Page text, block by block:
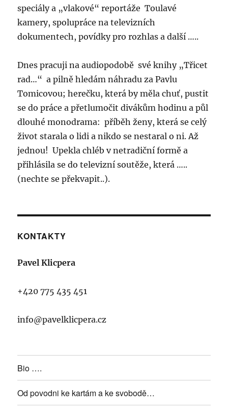
speciály a „vlakové“ reportáže Toulavé
kamery, spolupráce na televizních
dokumentech, povídky pro rozhlas a další …..
Dnes pracuji na audiopodobě své knihy „Třicet
rad…“ a pilně hledám náhradu za Pavlu
Tomicovou; herečku, která by měla chuť, pustit
se do práce a přetlumočit divákům hodinu a půl
dlouhé monodrama: příběh ženy, která se celý
život starala o lidi a nikdo se nestaral o ni. Až
jednou! Upekla chléb v netradiční formě a
přihlásila se do televizní soutěže, která …..
(nechte se překvapit..).
KONTAKTY
Pavel Klicpera
+420 775 435 451
info@pavelklicpera.cz
Bio ….
Od povodni ke kartám a ke svobodě…